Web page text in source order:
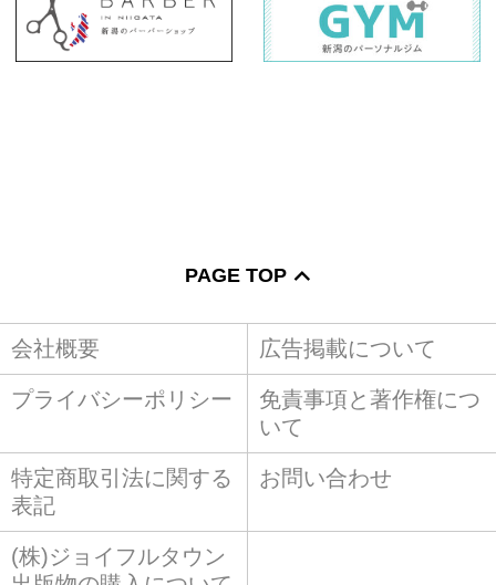
PAGE TOP
会社概要 広告掲載について
プライバシーポリシー
免責事項と著作権につ
いて
特定商取引法に関する
表記
お問い合わせ
(株)ジョイフルタウン